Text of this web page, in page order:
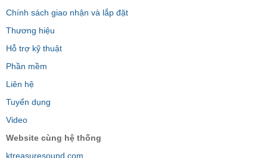
Chính sách giao nhận và lắp đặt
Thương hiệu
Hỗ trợ kỹ thuật
Phần mềm
Liên hệ
Tuyển dụng
Video
Website cùng hệ thống
ktreasuresound.com